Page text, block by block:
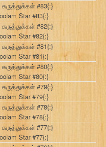
கருத்துக்கள் #83{:}
Star #83{:}
கருத்துக்கள் #82{:}
Star #82{:}
கருத்துக்கள் #81{:}
Star #81{:}
கருத்துக்கள் #80{:}
Star #80{:}
கருத்துக்கள் #79{:}
Star #79{:}
கருத்துக்கள் #78{:}
Star #78{:}
கருத்துக்கள் #77{:}
Star #77{:}